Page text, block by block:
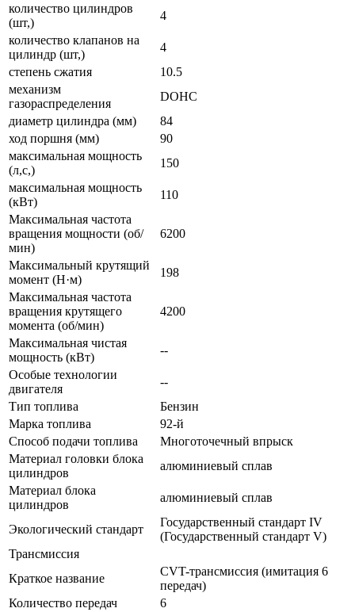
количество цилиндров
(шт,)
4
количество клапанов на
цилиндр (шт,)
4
степень сжатия
10.5
механизм
газораспределения
DOHC
диаметр цилиндра (мм)
84
ход поршня (мм)
90
максимальная мощность
(л,с,)
150
максимальная мощность
(кВт)
110
Максимальная частота
вращения мощности (об/
мин)
6200
Максимальный крутящий
момент (Н·м)
198
Максимальная частота
вращения крутящего
момента (об/мин)
4200
Максимальная чистая
мощность (кВт)
--
Особые технологии
двигателя
--
Тип топлива
Бензин
Марка топлива
92-й
Способ подачи топлива
Многоточечный впрыск
Материал головки блока
цилиндров
алюминиевый сплав
Материал блока
цилиндров
алюминиевый сплав
Экологический стандарт
Государственный стандарт IV
(Государственный стандарт V)
Трансмиссия
Краткое название
CVT-трансмиссия (имитация 6
передач)
Количество передач
6